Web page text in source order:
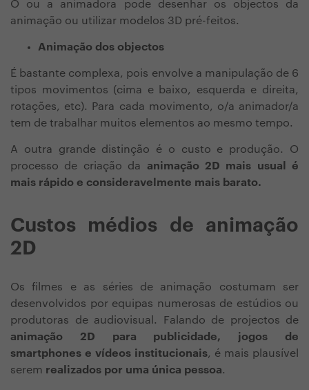
O ou a animadora pode desenhar os objectos da
animação ou utilizar modelos 3D pré-feitos.
Animação dos objectos
É bastante complexa, pois envolve a manipulação de 6
tipos movimentos (cima e baixo, esquerda e direita,
rotações, etc). Para cada movimento, o/a animador/a
tem de trabalhar muitos elementos ao mesmo tempo.
A outra grande distinção é o custo e produção. O
processo de criação da animação 2D mais usual é
mais rápido e consideravelmente mais barato.
Custos médios de animação
2D
Os filmes e as séries de animação costumam ser
desenvolvidos por equipas numerosas de estúdios ou
produtoras de audiovisual. Falando de projectos de
animação 2D para publicidade, jogos de
smartphones e vídeos institucionais, é mais plausível
serem realizados por uma única pessoa.